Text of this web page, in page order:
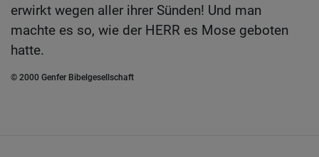
erwirkt wegen aller ihrer Sünden! Und man
machte es so, wie der HERR es Mose geboten
hatte.
© 2000 Genfer Bibelgesellschaft